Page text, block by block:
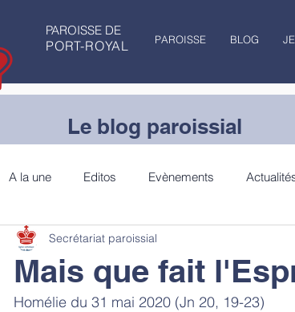
PAROISSE DE
PORT-ROYAL PAROISSE BLOG
A la une Editos Evènements
de fond Conseils de lecture
Mais que fait
Secrétariat paroissial
Homélie du 31 mai 2020 (Jn 20, 19-23)
Le blog paroissial